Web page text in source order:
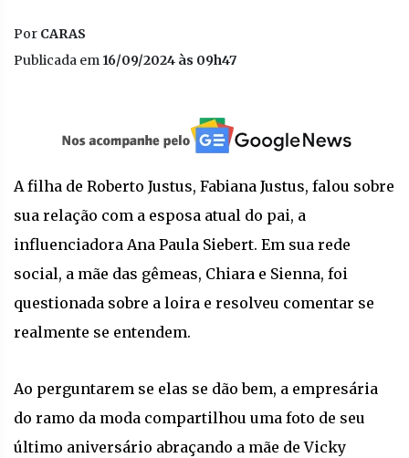
Por CARAS
Publicada em 16/09/2024 às 09h47
A filha de Roberto Justus, Fabiana Justus, falou sobre
sua relação com a esposa atual do pai, a
influenciadora Ana Paula Siebert. Em sua rede
social, a mãe das gêmeas, Chiara e Sienna, foi
questionada sobre a loira e resolveu comentar se
realmente se entendem.
Ao perguntarem se elas se dão bem, a empresária
do ramo da moda compartilhou uma foto de seu
último aniversário abraçando a mãe de Vicky